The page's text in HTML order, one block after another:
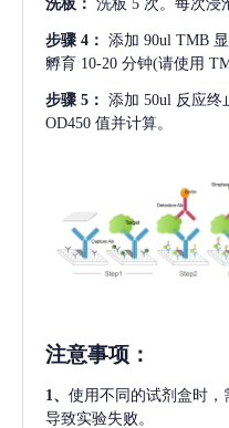
洗板： 洗板 5 次。每次浸
步骤 4： 添加 90ul TMB
孵育 10-20 分钟(请使用
步骤 5： 添加 50ul 反应终
OD450 值并计算。
注意事项 ：
1、 使用不同的试剂盒时，
导致实验失败。